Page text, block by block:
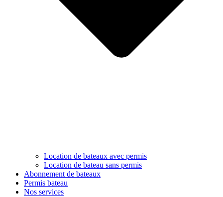
Location de bateaux avec permis
Location de bateau sans permis
Abonnement de bateaux
Permis bateau
Nos services